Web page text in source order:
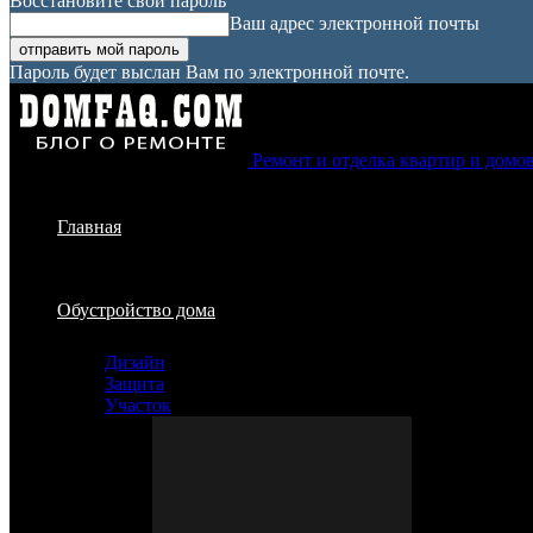
Ваш адрес электронной почты
Пароль будет выслан Вам по электронной почте.
Ремонт и отделка квартир и
Главная
Обустройство дома
Дизайн
Защита
Участок